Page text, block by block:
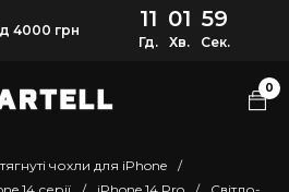
4000 грн 11
Гд.
01
Хв.
58
Сек.
0
чохли для iPhone
/